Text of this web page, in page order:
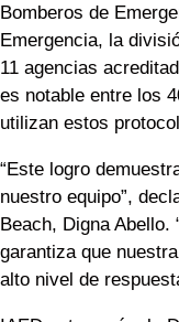
Bomberos de
Emergencia, la
11 agencias
es notable entre los
utilizan estos
“Este logro
nuestro equipo”,
Beach, Digna Abello.
garantiza que
alto nivel de